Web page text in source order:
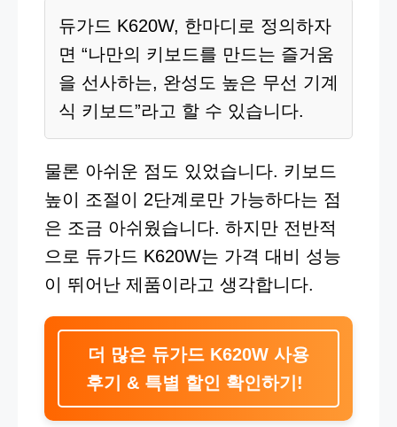
듀가드 K620W, 한마디로 정의하자
면 “나만의 키보드를 만드는 즐거움
을 선사하는, 완성도 높은 무선 기계
식 키보드”라고 할 수 있습니다.
물론 아쉬운 점도 있었습니다. 키보드
높이 조절이 2단계로만 가능하다는 점
은 조금 아쉬웠습니다. 하지만 전반적
으로 듀가드 K620W는 가격 대비 성능
이 뛰어난 제품이라고 생각합니다.
더 많은 듀가드 K620W 사용
후기 & 특별 할인 확인하기!